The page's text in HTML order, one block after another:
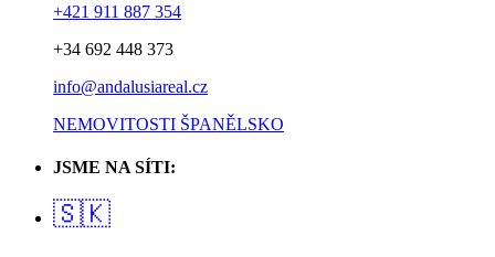
+421 911 887 354
+34 692 448 373
info@andalusiareal.cz
NEMOVITOSTI ŠPANĚLSKO
JSME NA SÍTI:
🇸🇰